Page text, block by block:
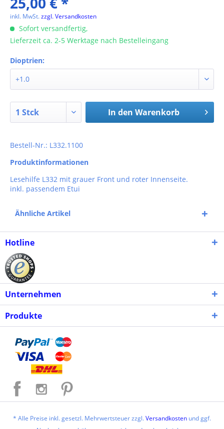
inkl. MwSt.zzgl. Versandkosten
Sofort versandfertig,
Lieferzeit ca. 2-5 Werktage nach Bestelleingang
Dioptrien:
In den Warenkorb
Bestell-Nr.: L332.1100
Produktinformationen
Lesehilfe L332 mit grauer Front und roter Innenseite.
inkl. passendem Etui
Ähnliche Artikel
Hotline
Unternehmen
Produkte
* Alle Preise inkl. gesetzl. Mehrwertsteuer zzgl.Versandkosten und ggf.